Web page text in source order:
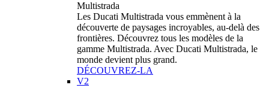
Multistrada
Les Ducati Multistrada vous emmènent à la
découverte de paysages incroyables, au-delà des
frontières. Découvrez tous les modèles de la
gamme Multistrada. Avec Ducati Multistrada, le
monde devient plus grand.
DÉCOUVREZ-LA
V2